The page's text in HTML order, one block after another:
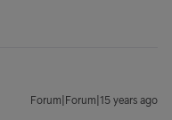
Forum|Forum|15 years ago